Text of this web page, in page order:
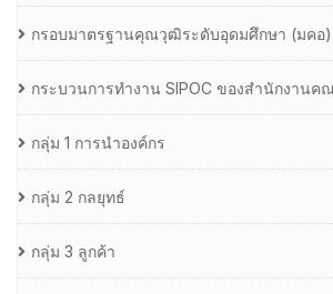
กรอบมาตรฐานคุณวุฒิระดับอุดมศึกษา (มคอ)
กระบวนการทำงาน SIPOC ของสำนักงานค
กลุ่ม 1 การนำองค์กร
กลุ่ม 2 กลยุทธ์
กลุ่ม 3 ลูกค้า